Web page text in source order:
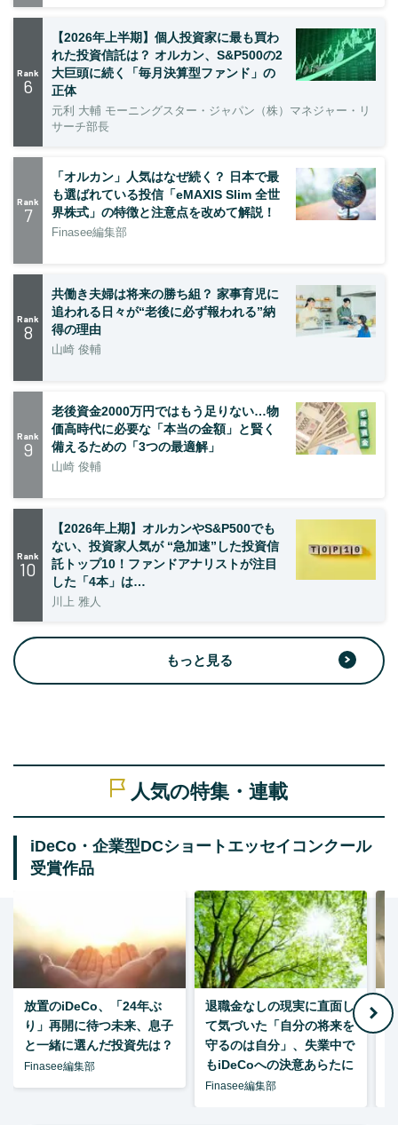
Rank
6
【2026年上半期】個人投資家に最も買わ
れた投資信託は？ オルカン、S&P500の2
大巨頭に続く「毎月決算型ファンド」の
正体
元利 大輔 モーニングスター・ジャパン（株）マネジャー・リ
サーチ部長
Rank
7
「オルカン」人気はなぜ続く？ 日本で最
も選ばれている投信「eMAXIS Slim 全世
界株式」の特徴と注意点を改めて解説！
Finasee編集部
Rank
8
共働き夫婦は将来の勝ち組？ 家事育児に
追われる日々が“老後に必ず報われる”納
得の理由
山崎 俊輔
Rank
9
老後資金2000万円ではもう足りない…物
価高時代に必要な「本当の金額」と賢く
備えるための「3つの最適解」
山崎 俊輔
Rank
10
【2026年上期】オルカンやS&P500でも
ない、投資家人気が “急加速”した投資信
託トップ10！ファンドアナリストが注目
した「4本」は…
川上 雅人
もっと見る
人気の特集・連載
iDeCo・企業型DCショートエッセイコンクール
受賞作品
放置のiDeCo、「24年ぶ
り」再開に待つ未来、息子
と一緒に選んだ投資先は？
Finasee編集部
退職金なしの現実に直面し
て気づいた「自分の将来を
守るのは自分」、失業中で
もiDeCoへの決意あらたに
Finasee編集部